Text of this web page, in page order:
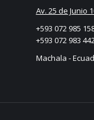
Av. 25 de Junio
+593 072 985
+593 072 983 442
Machala -